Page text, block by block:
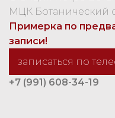
МЦК Ботанический
Примерка по
записи!
записаться по
+7 (991) 608-34-19